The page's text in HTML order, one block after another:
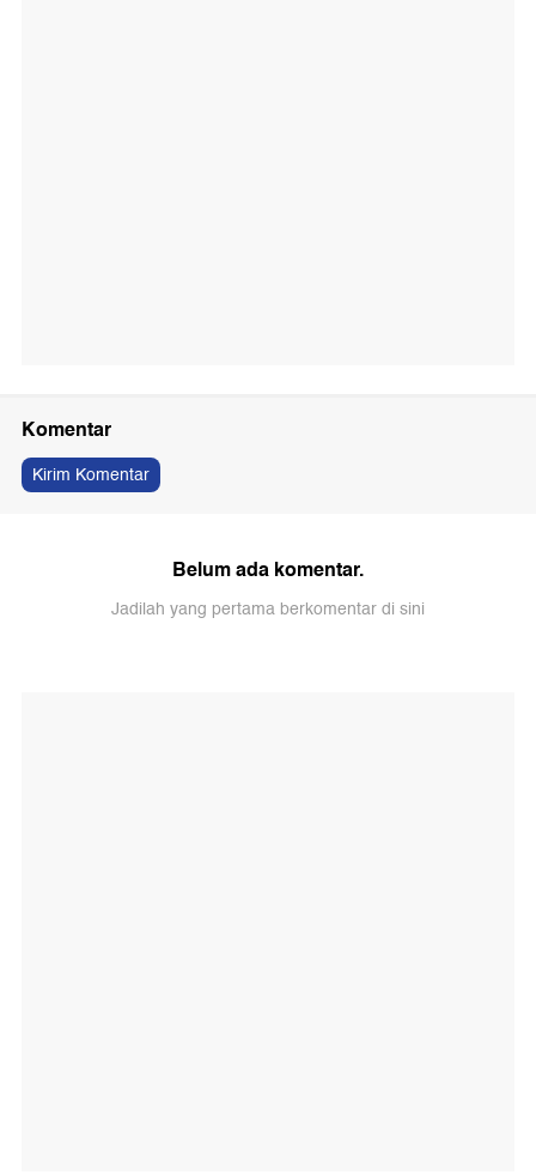
Komentar
Kirim Komentar
Belum ada komentar.
Jadilah yang pertama berkomentar di sini